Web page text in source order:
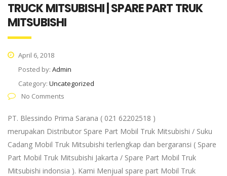
TRUCK MITSUBISHI | SPARE PART TRUK
MITSUBISHI
April 6, 2018
Posted by: Admin
Category: Uncategorized
No Comments
PT. Blessindo Prima Sarana ( 021 62202518 )
merupakan Distributor Spare Part Mobil Truk Mitsubishi / Suku
Cadang Mobil Truk Mitsubishi terlengkap dan bergaransi ( Spare
Part Mobil Truk Mitsubishi Jakarta / Spare Part Mobil Truk
Mitsubishi indonsia ). Kami Menjual spare part Mobil Truk